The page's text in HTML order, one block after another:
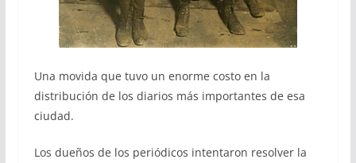
Una movida que tuvo un enorme costo en la
distribución de los diarios más importantes de esa
ciudad.
Los dueños de los periódicos intentaron resolver la